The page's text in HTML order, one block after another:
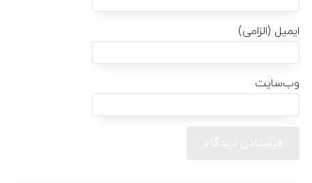
ایمیل (الزامی)
وب‌سایت